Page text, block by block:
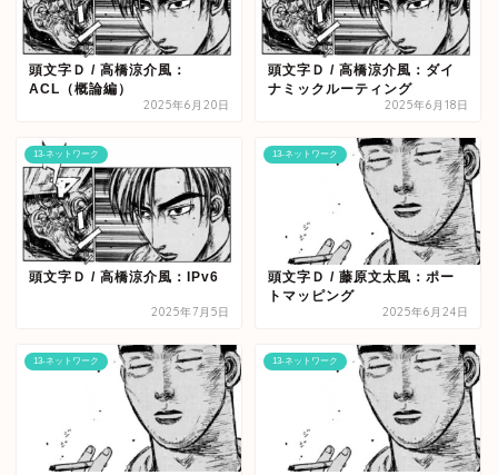
頭文字Ｄ / 高橋涼介風：
ACL（概論編）
2025年6月20日
頭文字Ｄ / 高橋涼介風：ダイ
ナミックルーティング
2025年6月18日
13-ネットワーク
頭文字Ｄ / 高橋涼介風：IPv6
2025年7月5日
13-ネットワーク
頭文字Ｄ / 藤原文太風：ポー
トマッピング
2025年6月24日
13-ネットワーク 13-ネットワーク